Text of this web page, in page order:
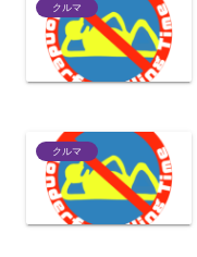
クルマ
クルマ